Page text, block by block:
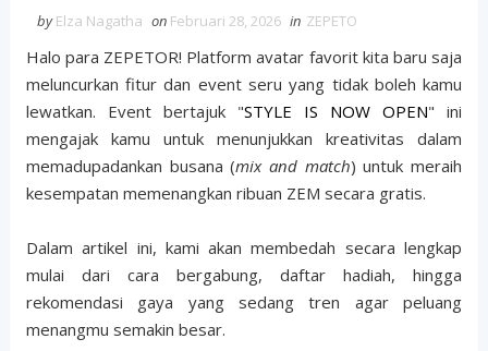
by Elza Nagatha on Februari 28, 2026 in ZEPETO
Halo para ZEPETOR! Platform avatar favorit kita baru saja
meluncurkan fitur dan event seru yang tidak boleh kamu
lewatkan. Event bertajuk "STYLE IS NOW OPEN" ini
mengajak kamu untuk menunjukkan kreativitas dalam
memadupadankan busana (mix and match) untuk meraih
kesempatan memenangkan ribuan ZEM secara gratis.
Dalam artikel ini, kami akan membedah secara lengkap
mulai dari cara bergabung, daftar hadiah, hingga
rekomendasi gaya yang sedang tren agar peluang
menangmu semakin besar.